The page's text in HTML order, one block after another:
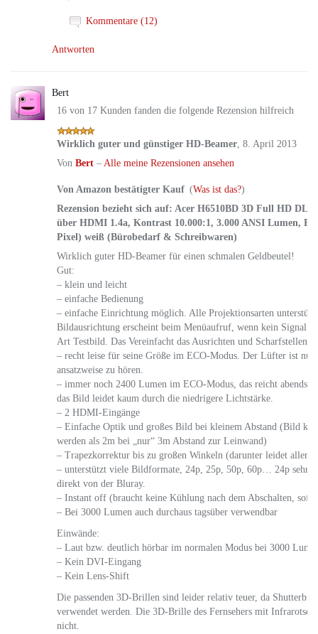
Kommentare (12)
Antworten
Bert
16 von 17 Kunden fanden die folgende Rezension hilfreich
Wirklich guter und günstiger HD-Beamer, 8. April 2013
Von Bert – Alle meine Rezensionen ansehen
Von Amazon bestätigter Kauf (Was ist das?)
Rezension bezieht sich auf: Acer H6510BD 3D Full HD
über HDMI 1.4a, Kontrast 10.000:1, 3.000 ANSI Lumen,
Pixel) weiß (Bürobedarf & Schreibwaren)
Wirklich guter HD-Beamer für einen schmalen Geldbeutel!
Gut:
– klein und leicht
– einfache Bedienung
– einfache Einrichtung möglich. Alle Projektionsarten
Bildausrichtung erscheint beim Menüaufruf, wenn kein Signal
Art Testbild. Das Vereinfacht das Ausrichten und Scharfstellen
– recht leise für seine Größe im ECO-Modus. Der Lüfter ist nur
ansatzweise zu hören.
– immer noch 2400 Lumen im ECO-Modus, das reicht abends
das Bild leidet kaum durch die niedrigere Lichtstärke.
– 2 HDMI-Eingänge
– Einfache Optik und großes Bild bei kleinem Abstand (Bild
werden als 2m bei „nur“ 3m Abstand zur Leinwand)
– Trapezkorrektur bis zu großen Winkeln (darunter leidet
– unterstützt viele Bildformate, 24p, 25p, 50p, 60p… 24p sehr
direkt von der Bluray.
– Instant off (braucht keine Kühlung nach dem Abschalten,
– Bei 3000 Lumen auch durchaus tagsüber verwendbar
Einwände:
– Laut bzw. deutlich hörbar im normalen Modus bei 3000
– Kein DVI-Eingang
– Kein Lens-Shift
Die passenden 3D-Brillen sind leider relativ teuer, da
verwendet werden. Die 3D-Brille des Fernsehers mit
nicht.